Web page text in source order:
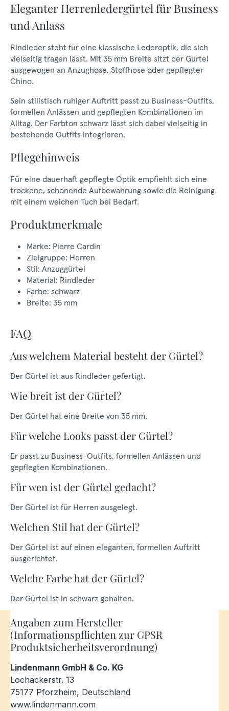
Eleganter Herrenledergürtel für Business
und Anlass
Rindleder steht für eine klassische Lederoptik, die sich
vielseitig tragen lässt. Mit 35 mm Breite sitzt der Gürtel
ausgewogen an Anzughose, Stoffhose oder gepflegter
Chino.
Sein stilistisch ruhiger Auftritt passt zu Business-Outfits,
formellen Anlässen und gepflegten Kombinationen im
Alltag. Der Farbton schwarz lässt sich dabei vielseitig in
bestehende Outfits integrieren.
Pflegehinweis
Für eine dauerhaft gepflegte Optik empfiehlt sich eine
trockene, schonende Aufbewahrung sowie die Reinigung
mit einem weichen Tuch bei Bedarf.
Produktmerkmale
Marke: Pierre Cardin
Zielgruppe: Herren
Stil: Anzuggürtel
Material: Rindleder
Farbe: schwarz
Breite: 35 mm
FAQ
Aus welchem Material besteht der Gürtel?
Der Gürtel ist aus Rindleder gefertigt.
Wie breit ist der Gürtel?
Der Gürtel hat eine Breite von 35 mm.
Für welche Looks passt der Gürtel?
Er passt zu Business-Outfits, formellen Anlässen und
gepflegten Kombinationen.
Für wen ist der Gürtel gedacht?
Der Gürtel ist für Herren ausgelegt.
Welchen Stil hat der Gürtel?
Der Gürtel ist auf einen eleganten, formellen Auftritt
ausgerichtet.
Welche Farbe hat der Gürtel?
Der Gürtel ist in schwarz gehalten.
Angaben zum Hersteller
(Informationspflichten zur GPSR
Produktsicherheitsverordnung)
Lindenmann GmbH & Co. KG
Lochäckerstr. 13
75177 Pforzheim, Deutschland
www.lindenmann.com